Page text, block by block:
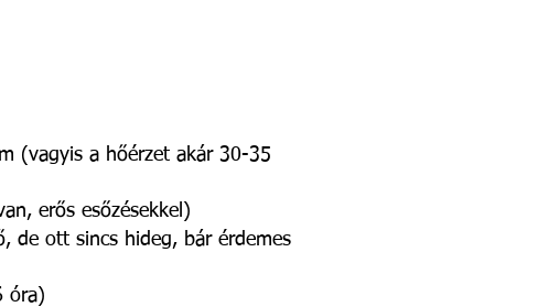
(vagyis a hőérzet akár 30-35
erős esőzésekkel)
de ott sincs hideg, bár érdemes
óra)